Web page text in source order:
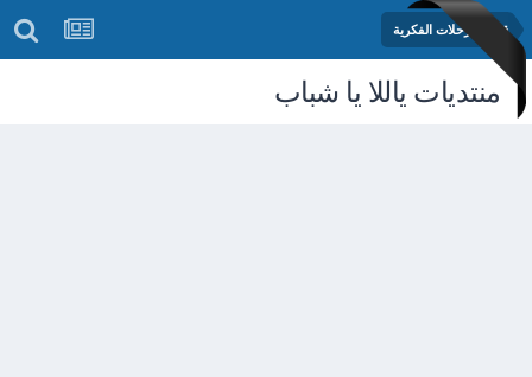
قسم الرحلات الفكرية
منتديات ياللا يا شباب